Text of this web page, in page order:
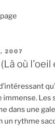
2007
où l'oeil
immense. Les
dans une
un rythme